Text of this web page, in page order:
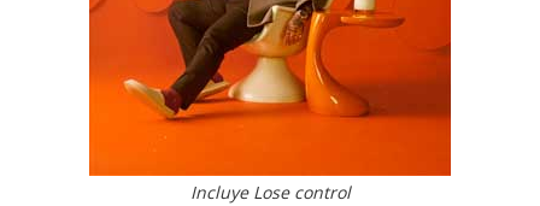
Incluye Lose control